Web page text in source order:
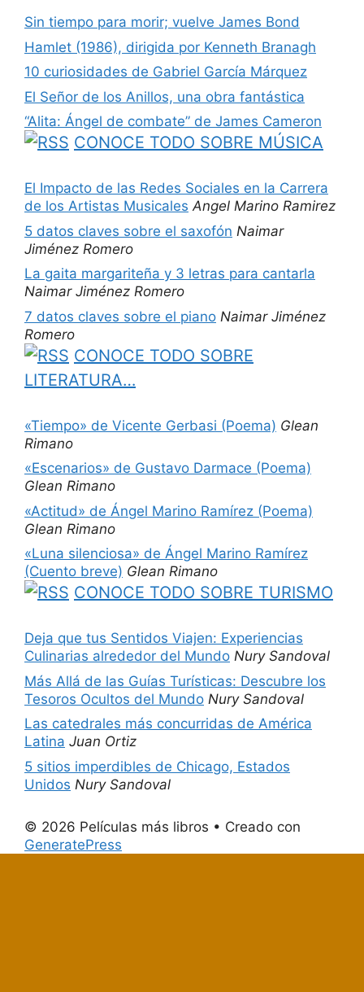
Sin tiempo para morir; vuelve James Bond
Hamlet (1986), dirigida por Kenneth Branagh
10 curiosidades de Gabriel García Márquez
El Señor de los Anillos, una obra fantástica
“Alita: Ángel de combate” de James Cameron
CONOCE TODO SOBRE MÚSICA
El Impacto de las Redes Sociales en la Carrera
de los Artistas Musicales Angel Marino Ramirez
5 datos claves sobre el saxofón Naimar
Jiménez Romero
La gaita margariteña y 3 letras para cantarla
Naimar Jiménez Romero
7 datos claves sobre el piano Naimar Jiménez
Romero
CONOCE TODO SOBRE
LITERATURA…
«Tiempo» de Vicente Gerbasi (Poema) Glean
Rimano
«Escenarios» de Gustavo Darmace (Poema)
Glean Rimano
«Actitud» de Ángel Marino Ramírez (Poema)
Glean Rimano
«Luna silenciosa» de Ángel Marino Ramírez
(Cuento breve) Glean Rimano
CONOCE TODO SOBRE TURISMO
Deja que tus Sentidos Viajen: Experiencias
Culinarias alrededor del Mundo Nury Sandoval
Más Allá de las Guías Turísticas: Descubre los
Tesoros Ocultos del Mundo Nury Sandoval
Las catedrales más concurridas de América
Latina Juan Ortiz
5 sitios imperdibles de Chicago, Estados
Unidos Nury Sandoval
© 2026 Películas más libros • Creado con
GeneratePress